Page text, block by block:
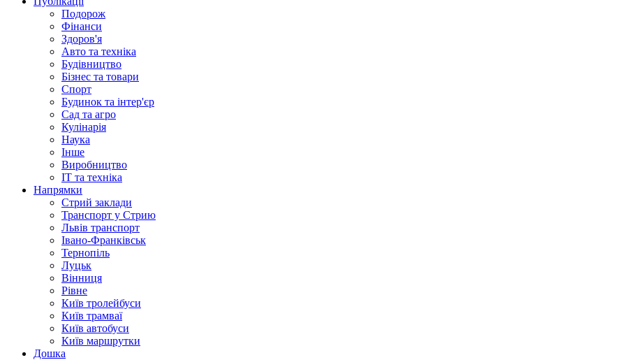
Подорож
Фінанси
Здоров'я
Авто та техніка
Будівництво
Бізнес та товари
Спорт
Будинок та інтер'єр
Сад та агро
Кулінарія
Наука
Інше
Виробництво
IT та техніка
Напрямки
Стрий заклади
Транспорт у Стрию
Львів транспорт
Івано-Франківськ
Тернопіль
Луцьк
Вінниця
Рівне
Київ тролейбуси
Київ трамваї
Київ автобуси
Київ маршрутки
Дошка